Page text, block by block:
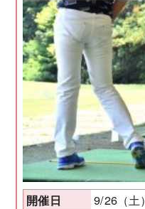
開催日 9/26（土）